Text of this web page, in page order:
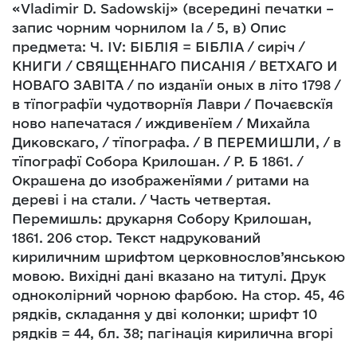
«Vladimir D. Sadowskij» (всередині печатки –
запис чорним чорнилом Іа / 5, в) Опис
предмета: Ч. ІV: БІБЛІЯ = БІБЛІА / сиріч /
КНИГИ / СВЯЩЕННАГО ПИСАНІЯ / ВЕТХАГО И
НОВАГО ЗАВІТА / по изданїи оных в літо 1798 /
в тїпографїи чудотворнїя Лаври / Почаєвскїя
ново напечатася / иждивенїем / Михайла
Диковскаго, / тїпографа. / В ПЕРЕМИШЛИ, / в
тїпографї Собора Крилошан. / Р. Б 1861. /
Окрашена до изображенїями / ритами на
дереві і на стали. / Часть четвертая.
Перемишль: друкарня Собору Крилошан,
1861. 206 стор. Текст надрукований
кириличним шрифтом церковнослов’янською
мовою. Вихідні дані вказано на титулі. Друк
одноколірний чорною фарбою. На стор. 45, 46
рядків, складання у дві колонки; шрифт 10
рядків = 44, бл. 38; пагінація кирилична вгорі